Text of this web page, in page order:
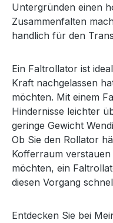
Untergründen einen
Zusammenfalten
handlich für den
Ein Faltrollator ist
Kraft nachgelassen
möchten. Mit einem
Hindernisse leichter
geringe Gewicht
Ob Sie den Rollator
Kofferraum
möchten, ein
diesen Vorgang
Entdecken Sie bei